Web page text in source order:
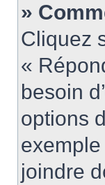
»
Cliquez
«
besoin
options
exemple
joindre